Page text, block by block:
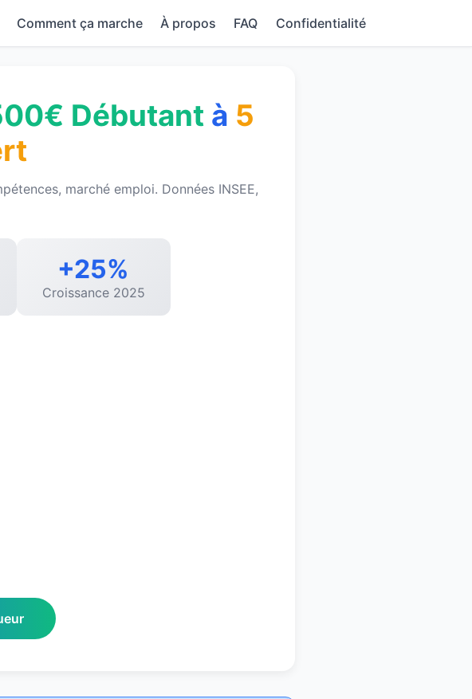
Comment ça marche À propos FAQ Confidentialité
Débutant à 5
marché emploi. Données INSEE,
+25%
Croissance 2025